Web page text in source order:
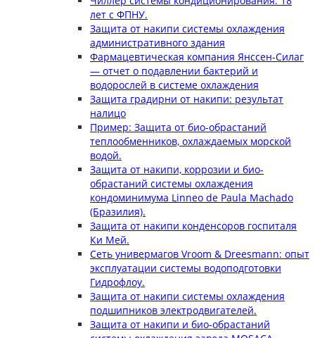
лет с ФПНУ.
Защита от накипи системы охлаждения
административного здания
Фармацевтическая компания Янссен-Силаг
— отчет о подавлении бактерий и
водорослей в системе охлаждения
Защита градирни от накипи: результат
налицо
Пример: Защита от био-обрастаний
теплообменников, охлаждаемых морской
водой.
Защита от накипи, коррозии и био-
обрастаний системы охлаждения
кондоминимума Linneo de Paula Machado
(Бразилия).
Защита от накипи конденсоров госпиталя
Ки Мей.
Сеть универмагов Vroom & Dreesmann: опыт
эксплуатации системы водоподготовки
Гидрофлоу.
Защита от накипи системы охлаждения
подшипников электродвигателей.
Защита от накипи и био-обрастаний